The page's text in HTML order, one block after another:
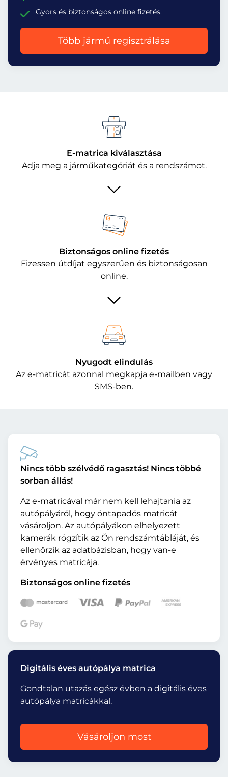
Gyors és biztonságos online fizetés.
Több jármű regisztrálása
E-matrica kiválasztása
Adja meg a járműkategóriát és a rendszámot.
Biztonságos online fizetés
Fizessen útdíjat egyszerűen és biztonságosan
online.
Nyugodt elindulás
Az e-matricát azonnal megkapja e-mailben vagy
SMS-ben.
Nincs több szélvédő ragasztás! Nincs többé
sorban állás!
Az e-matricával már nem kell lehajtania az
autópályáról, hogy öntapadós matricát
vásároljon. Az autópályákon elhelyezett
kamerák rögzítik az Ön rendszámtábláját, és
ellenőrzik az adatbázisban, hogy van-e
érvényes matricája.
Biztonságos online fizetés
Digitális éves autópálya matrica
Gondtalan utazás egész évben a digitális éves
autópálya matricákkal.
Vásároljon most